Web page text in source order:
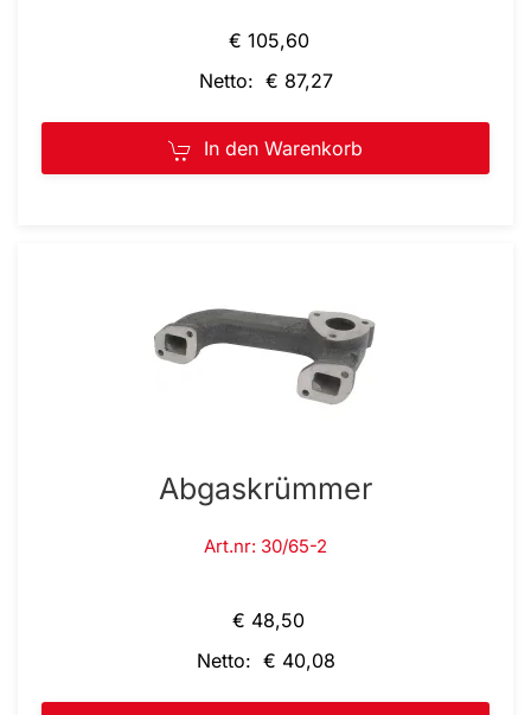
€ 105,60
Netto: € 87,27
In den Warenkorb
Abgaskrümmer
Art.nr: 30/65-2
€ 48,50
Netto: € 40,08